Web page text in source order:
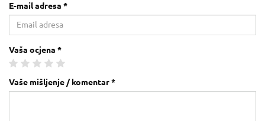
E-mail adresa *
Vaša ocjena *
Vaše mišljenje / komentar *